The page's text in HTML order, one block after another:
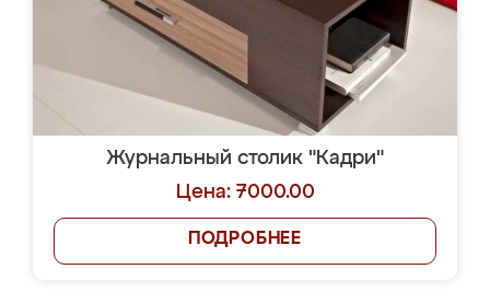
Журнальный столик "Кадри"
Цена: 7000.00
ПОДРОБНЕЕ